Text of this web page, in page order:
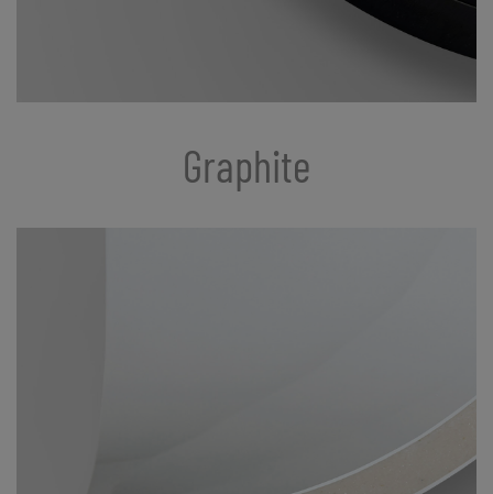
Graphite